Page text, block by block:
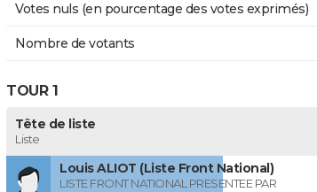
Votes nuls (en pourcentage des votes exprimés)
Nombre de votants
TOUR 1
Tête de liste
Liste
Louis ALIOT (Liste Front National)
LISTE FRONT NATIONAL PRESENTEE PAR